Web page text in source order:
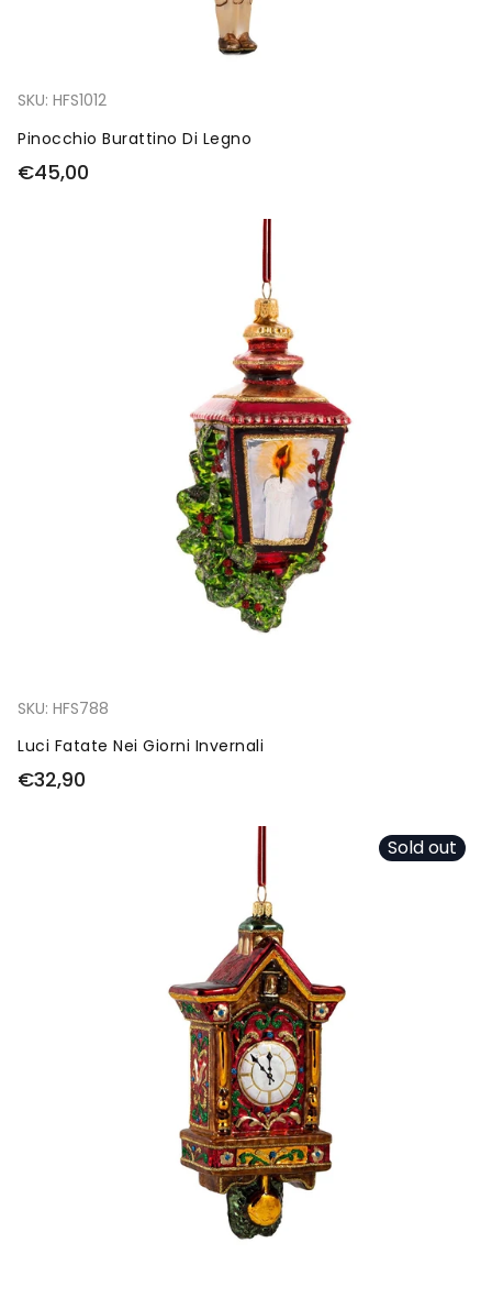
SKU: HFS1012
Pinocchio Burattino Di Legno
€45,00
SKU: HFS788
Luci Fatate Nei Giorni Invernali
€32,90
Sold out